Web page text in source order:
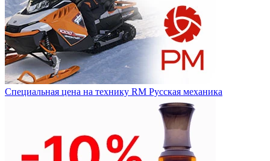
Специальная цена на технику RM Русская механика